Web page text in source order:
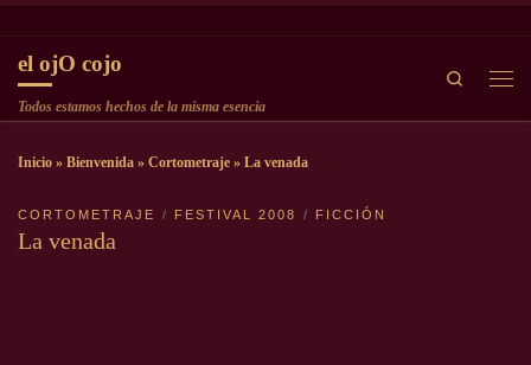
el ojO cojo
Todos estamos hechos de la misma esencia
Search
Inicio » Bienvenida » Cortometraje » La venada
CORTOMETRAJE FESTIVAL 2008 FICCIÓN
La venada